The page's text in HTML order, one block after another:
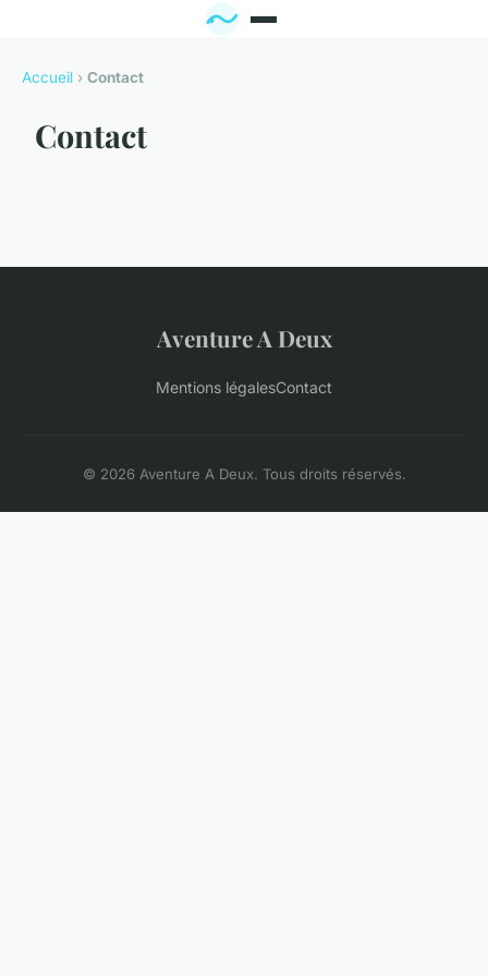
Accueil › Contact
Contact
Aventure A Deux
Mentions légalesContact
© 2026 Aventure A Deux. Tous droits réservés.